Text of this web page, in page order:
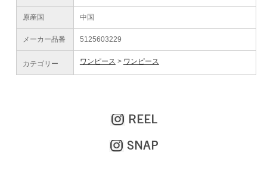
原産国 中国
メーカー品番 5125603229
カテゴリー ワンピース ワンピース
REEL
SNAP